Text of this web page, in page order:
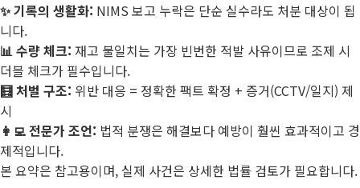
✨ 기록의 생활화: NIMS 보고 누락은 단순 실수라도 처분 대상이 됩
니다.
📊 수량 체크: 재고 불일치는 가장 빈번한 적발 사유이므로 조제 시
더블 체크가 필수입니다.
🧮 처벌 구조: 위반 대응 = 정확한 팩트 확정 + 증거(CCTV/일지) 제
시
👩‍💻 전문가 조언: 법적 분쟁은 해결보다 예방이 훨씬 효과적이고 경
제적입니다.
본 요약은 참고용이며, 실제 사건은 상세한 법률 검토가 필요합니다.